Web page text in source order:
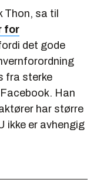
sa til
for
det gode
fra sterke
Han
har større
ikke er avhengig